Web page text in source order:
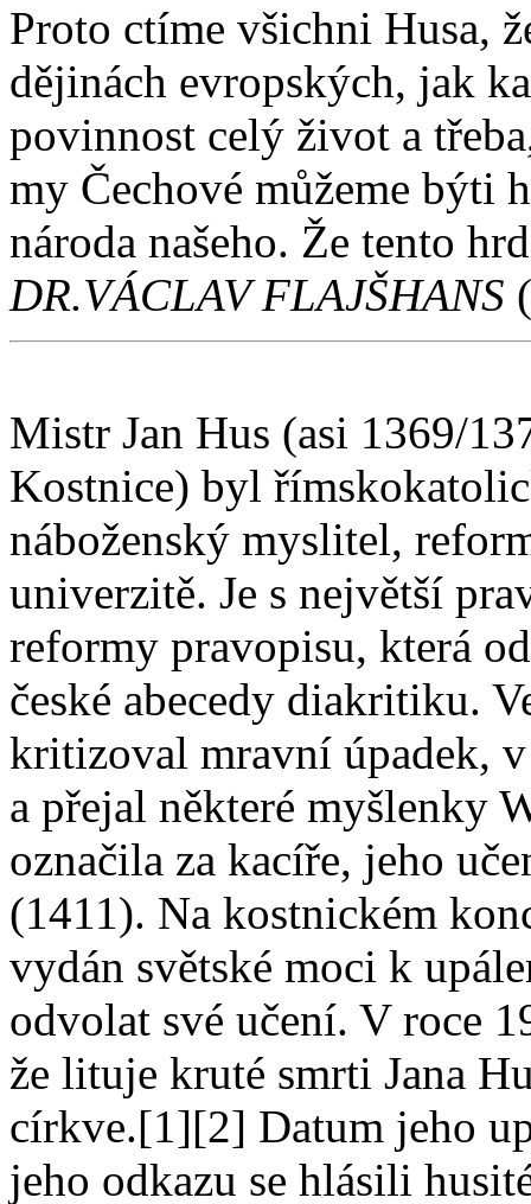
Proto ctíme všichni Husa,
dějinách evropských, jak
povinnost celý život a
my Čechové můžeme býti
národa našeho. Že tento
DR.VÁCLAV FLAJŠHANS
Mistr Jan Hus (asi 1369/
Kostnice) byl
náboženský myslitel,
univerzitě. Je s největší
reformy pravopisu, která
české abecedy diakritiku.
kritizoval mravní úpadek,
a přejal některé myšlenky
označila za kacíře, jeho
(1411). Na kostnickém
vydán světské moci k
odvolat své učení. V roce
že lituje kruté smrti Jana
církve.[1][2] Datum jeho
jeho odkazu se hlásili